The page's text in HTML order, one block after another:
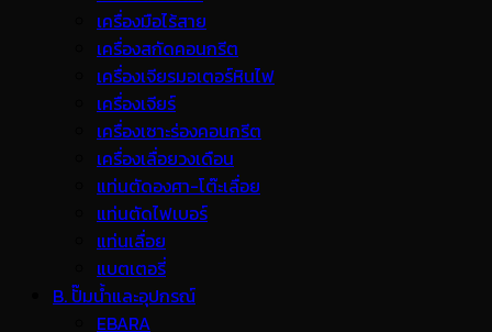
เครื่องมือไร้สาย
เครื่องสกัดคอนกรีต
เครื่องเจียรมอเตอร์หินไฟ
เครื่องเจียร์
เครื่องเซาะร่องคอนกรีต
เครื่องเลื่อยวงเดือน
แท่นตัดองศา-โต๊ะเลื่อย
แท่นตัดไฟเบอร์
แท่นเลื่อย
แบตเตอรี่
B. ปั๊มน้ำและอุปกรณ์
EBARA